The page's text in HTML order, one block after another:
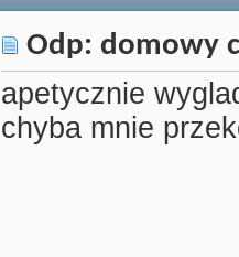
Odp: domowy
apetycznie
chyba mnie